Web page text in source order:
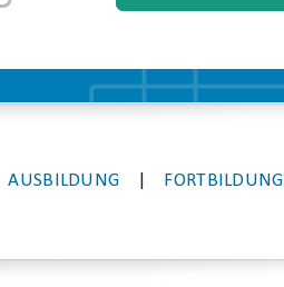
AUSBILDUNG FORTBILDUNG